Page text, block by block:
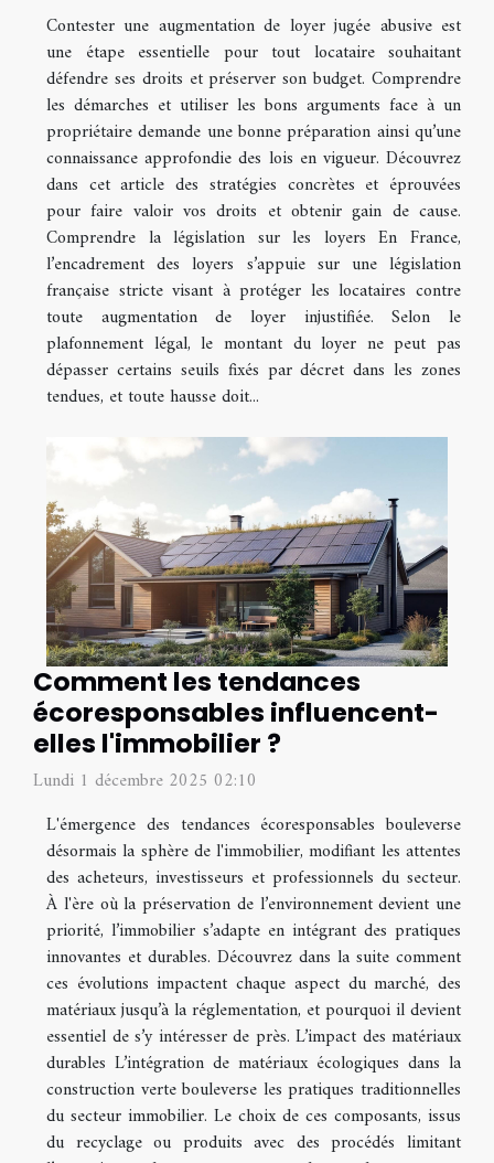
Contester une augmentation de loyer jugée abusive est
une étape essentielle pour tout locataire souhaitant
défendre ses droits et préserver son budget. Comprendre
les démarches et utiliser les bons arguments face à un
propriétaire demande une bonne préparation ainsi qu’une
connaissance approfondie des lois en vigueur. Découvrez
dans cet article des stratégies concrètes et éprouvées
pour faire valoir vos droits et obtenir gain de cause.
Comprendre la législation sur les loyers En France,
l’encadrement des loyers s’appuie sur une législation
française stricte visant à protéger les locataires contre
toute augmentation de loyer injustifiée. Selon le
plafonnement légal, le montant du loyer ne peut pas
dépasser certains seuils fixés par décret dans les zones
tendues, et toute hausse doit...
Comment les tendances
écoresponsables influencent-
elles l'immobilier ?
Lundi 1 décembre 2025 02:10
L'émergence des tendances écoresponsables bouleverse
désormais la sphère de l'immobilier, modifiant les attentes
des acheteurs, investisseurs et professionnels du secteur.
À l'ère où la préservation de l’environnement devient une
priorité, l’immobilier s’adapte en intégrant des pratiques
innovantes et durables. Découvrez dans la suite comment
ces évolutions impactent chaque aspect du marché, des
matériaux jusqu’à la réglementation, et pourquoi il devient
essentiel de s’y intéresser de près. L’impact des matériaux
durables L’intégration de matériaux écologiques dans la
construction verte bouleverse les pratiques traditionnelles
du secteur immobilier. Le choix de ces composants, issus
du recyclage ou produits avec des procédés limitant